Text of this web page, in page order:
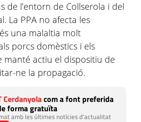
de l’entorn de Collserola i del
La PPA no afecta les
una malaltia molt
porcs domèstics i els
manté actiu el dispositiu de
ne la propagació.
Cerdanyolacom a font preferida
forma gratuïta
amb les últimes notícies d'actualitat